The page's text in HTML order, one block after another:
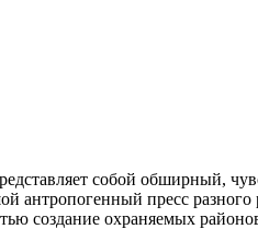
собой обширный,
антропогенный пресс
создание охраняемых